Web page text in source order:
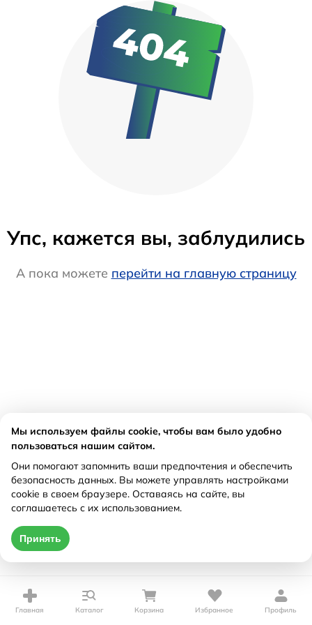
Упс, кажется вы, заблудились
А пока можете перейти на главную страницу
Главная Каталог Корзина Избранное Профиль
Мы используем файлы cookie, чтобы вам было удобно
пользоваться нашим сайтом.
Они помогают запомнить ваши предпочтения и обеспечить
безопасность данных. Вы можете управлять настройками
cookie в своем браузере. Оставаясь на сайте, вы
соглашаетесь с их использованием.
Принять